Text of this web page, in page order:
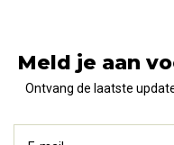
Meld je aan
Ontvang de laatste